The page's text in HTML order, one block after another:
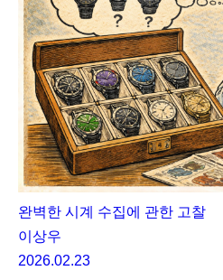
완벽한 시계 수집에 관한 고찰
이상우
2026.02.23